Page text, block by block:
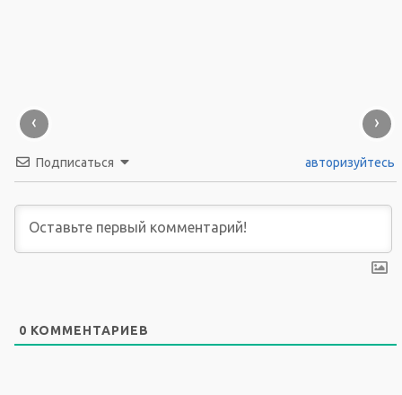
‹ ›
Подписаться авторизуйтесь
0 КОММЕНТАРИЕВ